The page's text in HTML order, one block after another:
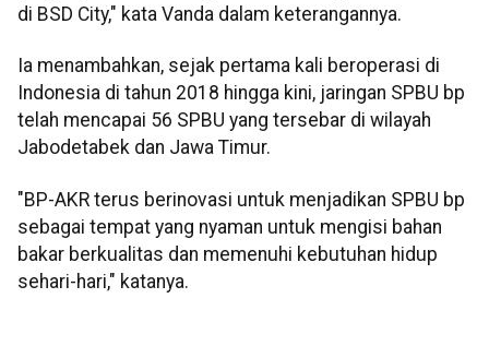
di BSD City," kata Vanda dalam keterangannya.
Ia menambahkan, sejak pertama kali beroperasi di
Indonesia di tahun 2018 hingga kini, jaringan SPBU bp
telah mencapai 56 SPBU yang tersebar di wilayah
Jabodetabek dan Jawa Timur.
"BP-AKR terus berinovasi untuk menjadikan SPBU bp
sebagai tempat yang nyaman untuk mengisi bahan
bakar berkualitas dan memenuhi kebutuhan hidup
sehari-hari," katanya.